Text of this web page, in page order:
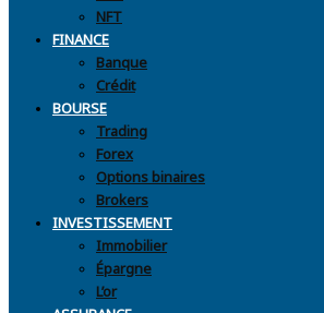
NFT
FINANCE
Banque
Crédit
BOURSE
Trading
Forex
Options binaires
Brokers
INVESTISSEMENT
Immobilier
Épargne
L’or